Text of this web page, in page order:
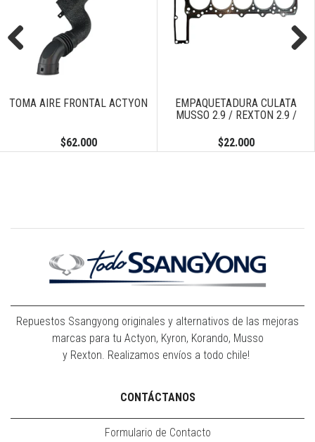
TOMA AIRE FRONTAL ACTYON
$62.000
EMPAQUETADURA CULATA
MUSSO 2.9 / REXTON 2.9 /
$22.000
Previous
Repuestos Ssangyong originales y alternativos de las mejoras
marcas para tu Actyon, Kyron, Korando, Musso
y Rexton. Realizamos envíos a todo chile!
CONTÁCTANOS
Formulario de Contacto